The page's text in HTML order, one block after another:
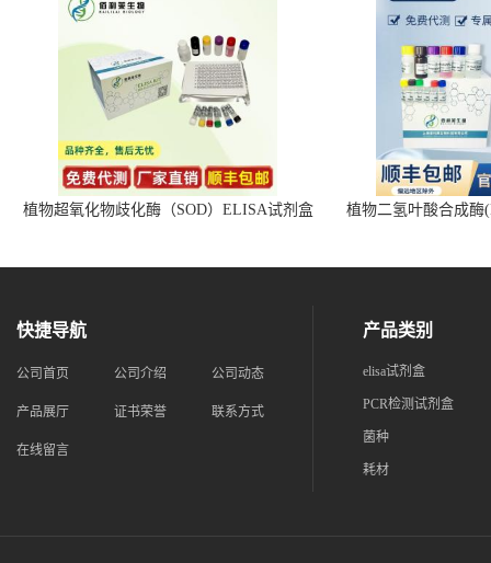
植物超氧化物歧化酶（SOD）ELISA试剂盒 植物二氢叶酸合成酶
快捷导航
公司首页 公司介绍 公司动态
产品展厅 证书荣誉 联系方式
在线留言
产品类别
elisa试剂盒
PCR检测试剂盒
菌种
耗材